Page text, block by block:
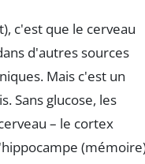
c'est que le cerveau
d'autres sources
Mais c'est un
Sans glucose, les
– le cortex